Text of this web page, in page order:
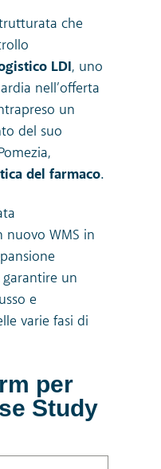
che
LDI, uno
nell’offerta
un
del suo
del farmaco.
nuovo WMS in
un
e
varie fasi di
per
Study